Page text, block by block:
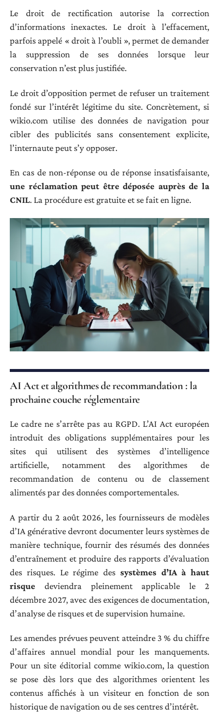
Le droit de rectification autorise la correction
d’informations inexactes. Le droit à l’effacement,
parfois appelé « droit à l’oubli », permet de demander
la suppression de ses données lorsque leur
conservation n’est plus justifiée.
Le droit d’opposition permet de refuser un traitement
fondé sur l’intérêt légitime du site. Concrètement, si
wikio.com utilise des données de navigation pour
cibler des publicités sans consentement explicite,
l’internaute peut s’y opposer.
En cas de non-réponse ou de réponse insatisfaisante,
une réclamation peut être déposée auprès de la
CNIL. La procédure est gratuite et se fait en ligne.
AI Act et algorithmes de recommandation : la
prochaine couche réglementaire
Le cadre ne s’arrête pas au RGPD. L’AI Act européen
introduit des obligations supplémentaires pour les
sites qui utilisent des systèmes d’intelligence
artificielle, notamment des algorithmes de
recommandation de contenu ou de classement
alimentés par des données comportementales.
A partir du 2 août 2026, les fournisseurs de modèles
d’IA générative devront documenter leurs systèmes de
manière technique, fournir des résumés des données
d’entraînement et produire des rapports d’évaluation
des risques. Le régime des systèmes d’IA à haut
risque deviendra pleinement applicable le 2
décembre 2027, avec des exigences de documentation,
d’analyse de risques et de supervision humaine.
Les amendes prévues peuvent atteindre 3 % du chiffre
d’affaires annuel mondial pour les manquements.
Pour un site éditorial comme wikio.com, la question
se pose dès lors que des algorithmes orientent les
contenus affichés à un visiteur en fonction de son
historique de navigation ou de ses centres d’intérêt.